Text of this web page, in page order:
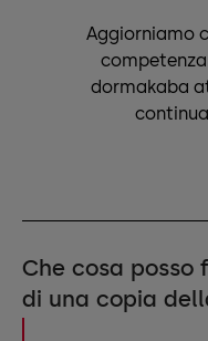
Aggiorniamo
dormakaba
Che cosa posso
di una copia